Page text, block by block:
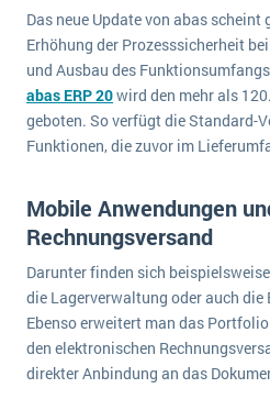
Auswahl
Einführung
Schulung
Auswertung
Finanzen
Grosshandel
Handel
Handwerk
Health Care
Installation
Maschinenbau
Medien
NGO
Die 4 Komponenten
5 Funktionen einer ERP-
Was ist Data Mining? - Ein
Mehr über ERP-Software
ERP Wissenszentrum
DSGVO/GDPR
Impressum
Kontakt
Das neue Update von abas
Erhöhung der Prozesssicherheit
und Ausbau des
abas ERP 20wird den mehr als
geboten. So verfügt die Standard-
Funktionen, die zuvor im
Mobile Anwendungen
Rechnungsversand
Darunter finden sich beispielsweise
die Lagerverwaltung oder auch
Ebenso erweitert man das
den elektronischen
direkter Anbindung an das